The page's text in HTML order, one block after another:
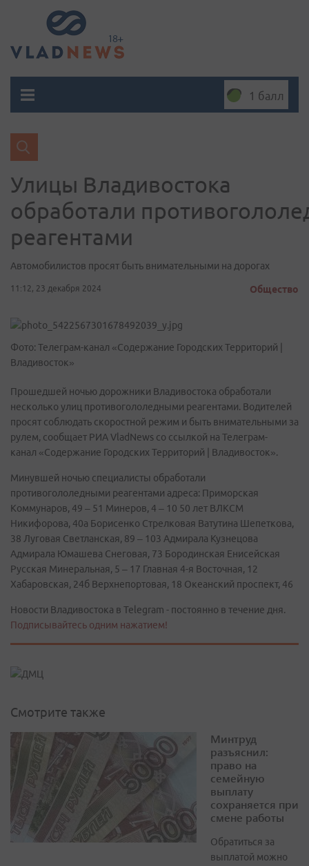
1 балл
Улицы Владивостока
обработали
реагентами
Автомобилистов просят быть внимательными на дорогах
11:12, 23 декабря 2024 Общество
Фото: Телеграм-канал «Содержание Городских Территорий |
Владивосток»
Прошедшей ночью дорожники Владивостока обработали
несколько улиц противогололедными реагентами. Водителей
просят соблюдать скоростной режим и быть внимательными за
рулем, сообщает РИА VladNews со ссылкой на Телеграм-
канал «Содержание Городских Территорий | Владивосток».
Минувшей ночью специалисты обработали
противогололедными реагентами адреса: Приморская
Коммунаров, 49 – 51 Минеров, 4 – 10 50 лет ВЛКСМ
Никифорова, 40а Борисенко Стрелковая Ватутина Шепеткова,
38 Луговая Светланская, 89 – 103 Адмирала Кузнецова
Адмирала Юмашева Снеговая, 73 Бородинская Енисейская
Русская Минеральная, 5 – 17 Главная 4-я Восточная, 12
Хабаровская, 24б Верхнепортовая, 18 Океанский проспект, 46
Новости Владивостока в Telegram - постоянно в течение дня.
Подписывайтесь одним нажатием!
Смотрите также
Минтруд
разъяснил:
право на
семейную
выплату
сохраняется при
смене работы
Обратиться за
выплатой можно